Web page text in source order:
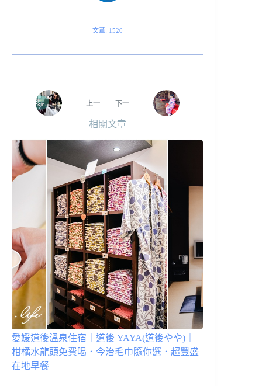
文章: 1520
上一 下一
相關文章
愛媛道後溫泉住宿｜道後 YAYA(道後やや)｜
柑橘水龍頭免費喝．今治毛巾隨你選．超豐盛
在地早餐